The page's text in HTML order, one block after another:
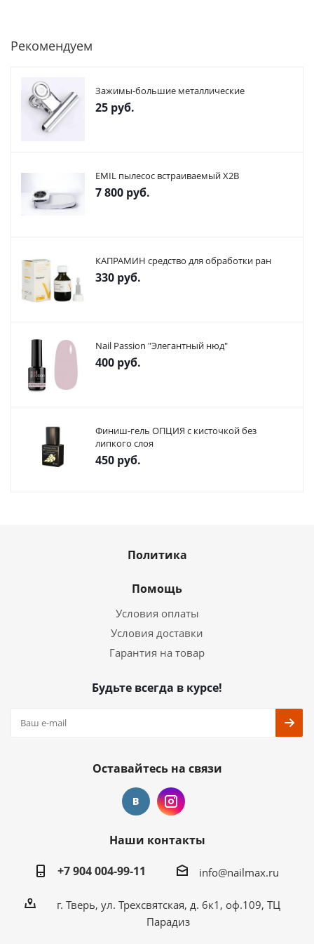
Рекомендуем
Зажимы-большие металлические
25 руб.
EMIL пылесос встраиваемый X2В
7 800 руб.
КАПРАМИН средство для обработки ран
330 руб.
Nail Passion "Элегантный нюд"
400 руб.
Финиш-гель ОПЦИЯ с кисточкой без
липкого слоя
450 руб.
Политика
Помощь
Условия оплаты
Условия доставки
Гарантия на товар
Будьте всегда в курсе!
Оставайтесь на связи
Наши контакты
+7 904 004-99-11
info@nailmax.ru
г. Тверь, ул. Трехсвятская, д. 6к1, оф.109, ТЦ
Парадиз